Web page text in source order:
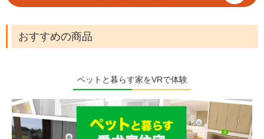
とって早急に対処したい問題。猫を飼ってい
止に役立つ対策と、猫がいても安心して使え
る網戸を紹介します。
おすすめの商品
ペットと暮らす家をVRで体験